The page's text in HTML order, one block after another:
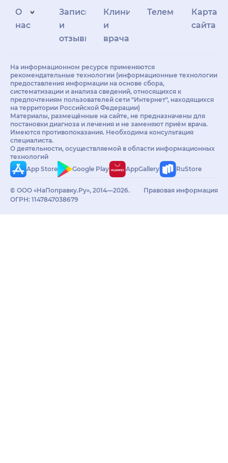
О
нас
Запись
и
отзывы
Клиникам
и
врачам
Телемедицина
Карта
сайта
На информационном ресурсе применяются
рекомендательные технологии (информационные технологии
предоставления информации на основе сбора,
систематизации и анализа сведений, относящихся к
предпочтениям пользователей сети "Интернет", находящихся
на территории Российской Федерации)
Материалы, размещённые на сайте, не предназначены для
постановки диагноза и лечения и не заменяют приём врача.
Имеются противопоказания. Необходима консультация
специалиста.
О деятельности, осуществляемой в области информационных
технологий
App Store
Google Play AppGallery RuStore
© ООО «НаПоправку.Ру», 2014—2026.
ОГРН: 1147847038679
Правовая информация